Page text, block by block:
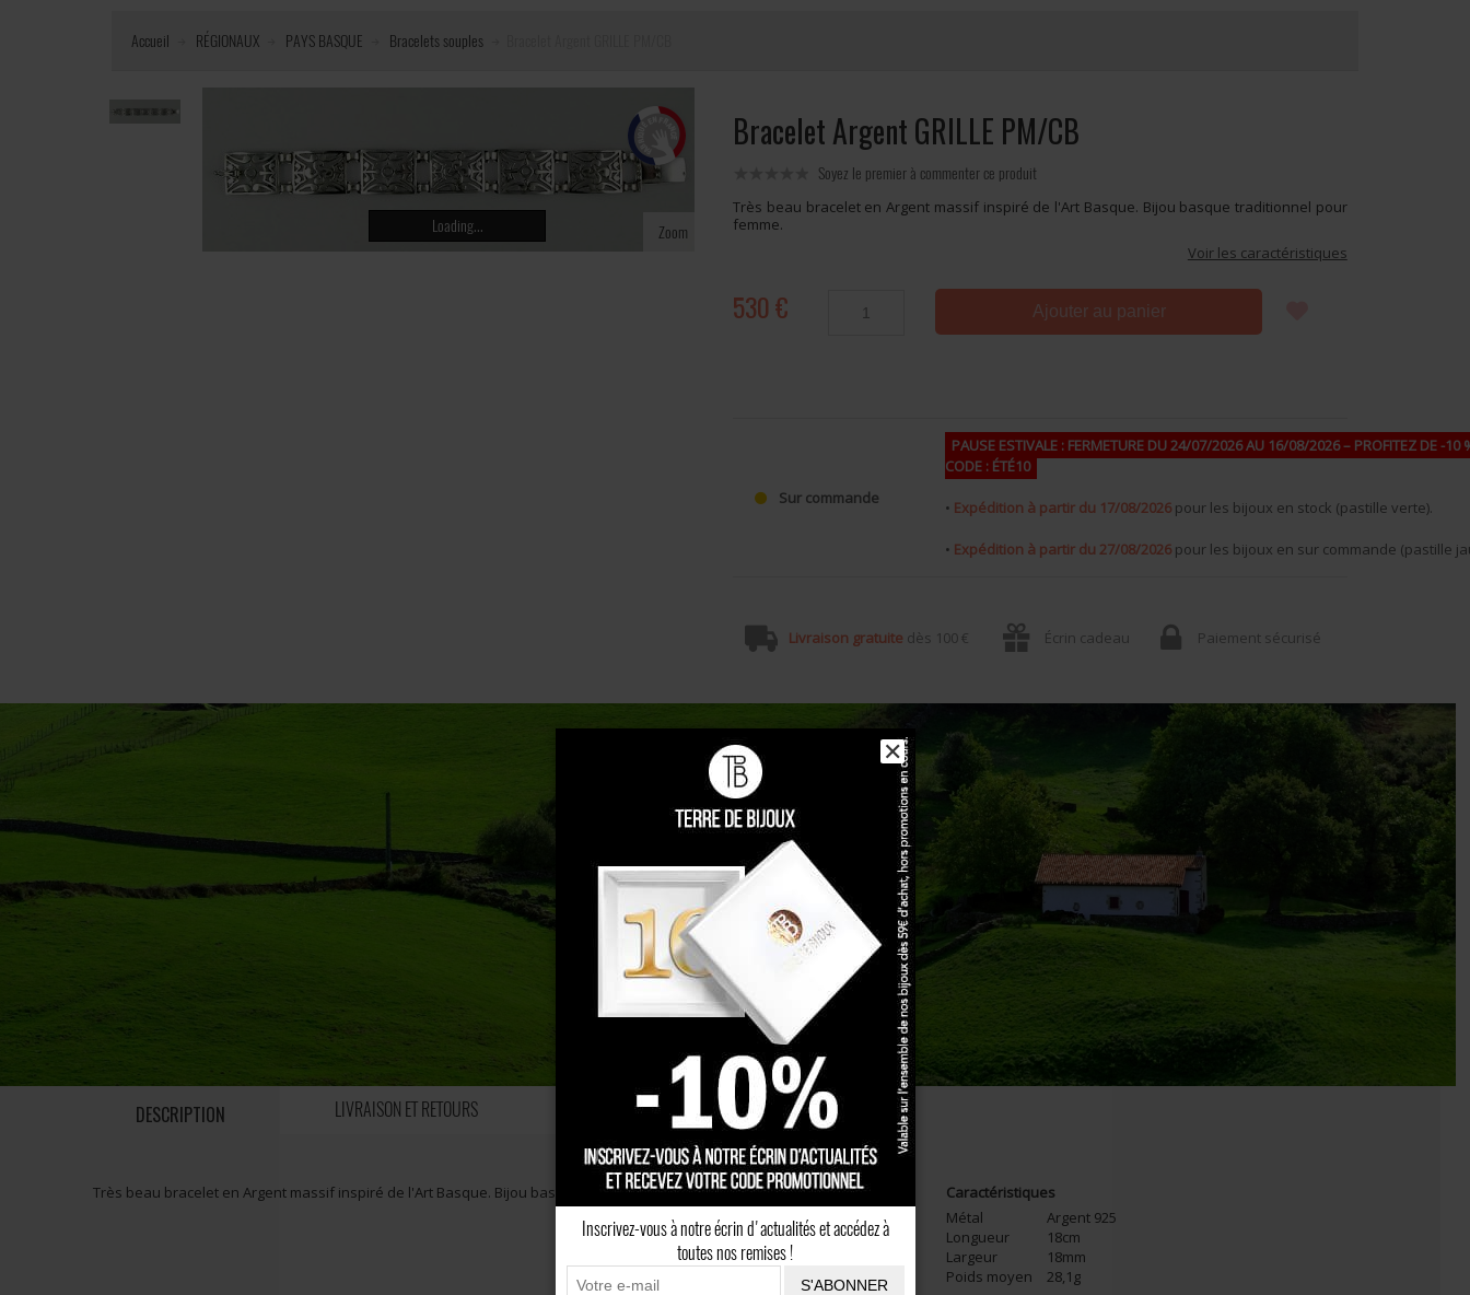
Accueil RÉGIONAUX PAYS BASQUE Bracelets souples
Loading... Zoom
Bracelet Argent GRILLE PM/CB
Soyez le premier à commenter ce produit
Très beau bracelet en Argent massif inspiré de l'Art Basque. Bijou basque traditionnel pour
femme.
Voir les caractéristiques
530 € Ajouter au panier
Sur commande
PAUSE ESTIVALE : FERMETURE DU 24/07/2026 AU 16/08/2026 – PROFITEZ DE -10
CODE : ÉTÉ10
• Expédition à partir du 17/08/2026 pour les bijoux en stock (pastille verte).
• Expédition à partir du 27/08/2026 pour les bijoux en sur commande (pastille
Livraison gratuite dès 100 € Écrin cadeau Paiement sécurisé
DESCRIPTION LIVRAISON ET RETOURS CONSEILS AVIS CLIENTS
Très beau bracelet en Argent massif inspiré de l'Art Basque. Bijou basque traditionnel pour femme.
Caractéristiques
Métal
Argent 925
Longueur
18cm
Largeur
18mm
Poids moyen
28,1g
✕
Inscrivez-vous à notre écrin d'actualités et accédez à
toutes nos remises !
S'ABONNER